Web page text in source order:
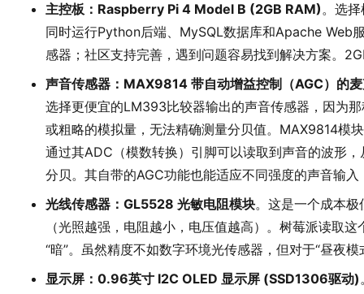
主控板：Raspberry Pi 4 Model B (2GB RAM)。选
同时运行Python后端、MySQL数据库和Apache Web
感器；社区支持完善，遇到问题容易找到解决方案。
声音传感器：MAX9814 带自动增益控制（AGC）的
选择更便宜的LM393比较器输出的声音传感器，因为
或粗略的模拟量，无法精确测量分贝值。MAX9814模
通过其ADC（模数转换）引脚可以读取到声音的波形
分贝。其自带的AGC功能也能适应不同强度的声音输
光线传感器：GL5528 光敏电阻模块。这是一个成本
（光照越强，电阻越小，电压值越高）。树莓派读取
“暗”。虽然精度不如数字环境光传感器，但对于“昼夜
显示屏：0.96英寸 I2C OLED 显示屏 (SSD1306驱动)